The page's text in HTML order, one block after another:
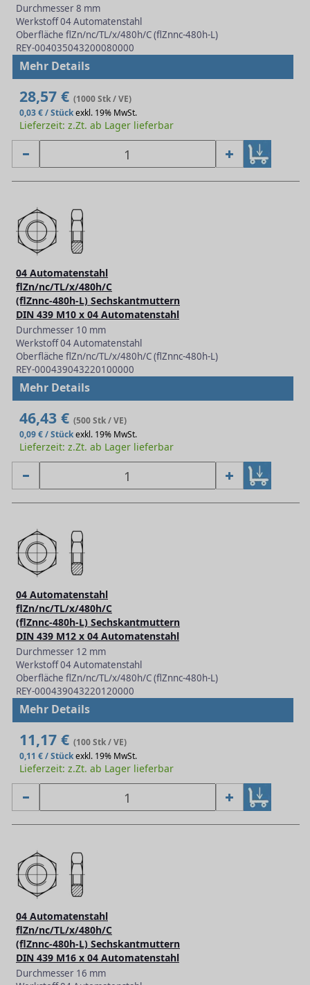
Durchmesser 8 mm
Werkstoff 04 Automatenstahl
Oberfläche flZn/nc/TL/x/480h/C (flZnnc-480h-L)
REY-004035043200080000
Mehr Details
28,57 € (1000 Stk / VE)
0,03 € / Stückexkl. 19% MwSt.
Lieferzeit: z.Zt. ab Lager lieferbar
04 Automatenstahl
flZn/nc/TL/x/480h/C
(flZnnc-480h-L) Sechskantmuttern
DIN 439 M10 x 04 Automatenstahl
Durchmesser 10 mm
Werkstoff 04 Automatenstahl
Oberfläche flZn/nc/TL/x/480h/C (flZnnc-480h-L)
REY-000439043220100000
Mehr Details
46,43 € (500 Stk / VE)
0,09 € / Stückexkl. 19% MwSt.
Lieferzeit: z.Zt. ab Lager lieferbar
04 Automatenstahl
flZn/nc/TL/x/480h/C
(flZnnc-480h-L) Sechskantmuttern
DIN 439 M12 x 04 Automatenstahl
Durchmesser 12 mm
Werkstoff 04 Automatenstahl
Oberfläche flZn/nc/TL/x/480h/C (flZnnc-480h-L)
REY-000439043220120000
Mehr Details
11,17 € (100 Stk / VE)
0,11 € / Stückexkl. 19% MwSt.
Lieferzeit: z.Zt. ab Lager lieferbar
04 Automatenstahl
flZn/nc/TL/x/480h/C
(flZnnc-480h-L) Sechskantmuttern
DIN 439 M16 x 04 Automatenstahl
Durchmesser 16 mm